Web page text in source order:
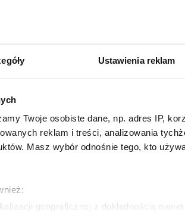
Ustawienia reklam
Twoje osobiste dane, np. adres IP,
reklam i treści, analizowania
Masz wybór odnośnie tego, kto
geograficznej z dokładnością nawet
CAMPO LAMPA DE
ZAPYTAJ O CENĘ W